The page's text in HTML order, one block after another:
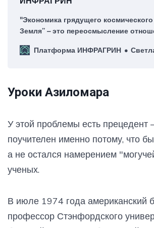
″Экономика грядущего
Земля” – это переосмысление
платформе ИНФРАГРИН мы
Платформа ИНФРАГРИН
Уроки Азиломара
У этой проблемы есть прецедент
поучителен именно потому, что
а не остался намерением
ученых.
В июле 1974 года американский
профессор Стэнфордского